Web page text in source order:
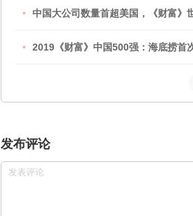
中国大公司数量首超美国，《财富》
2019《财富》中国500强：海底捞首
发布评论